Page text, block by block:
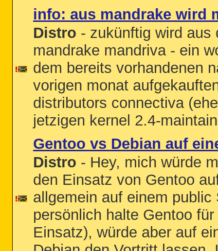
info: aus mandrake wird
Distro - zukünftig wird aus
mandrake mandriva - ein
dem bereits vorhandenen
vorigen monat
distributors connectiva
jetzigen kernel 2.4-
Gentoo vs Debian auf
Distro - Hey, mich würde
den Einsatz von Gentoo
allgemein auf einem
persönlich halte Gentoo
Einsatz), würde aber auf